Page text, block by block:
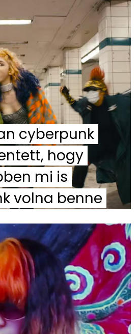
cyberpunk
hogy
mi is
volna benne